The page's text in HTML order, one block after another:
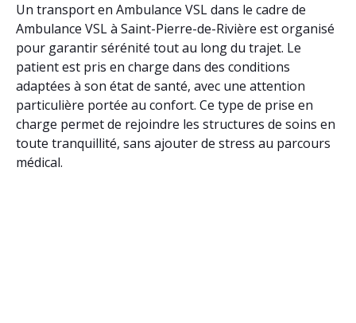
Un transport en Ambulance VSL dans le cadre de
Ambulance VSL à Saint-Pierre-de-Rivière est organisé
pour garantir sérénité tout au long du trajet. Le
patient est pris en charge dans des conditions
adaptées à son état de santé, avec une attention
particulière portée au confort. Ce type de prise en
charge permet de rejoindre les structures de soins en
toute tranquillité, sans ajouter de stress au parcours
médical.